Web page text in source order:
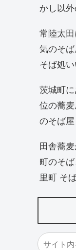
かし以
常陸太
気のそ
そば処い
茨城町
位の蕎
のそば屋
田舎蕎
町のそ
里町 そ